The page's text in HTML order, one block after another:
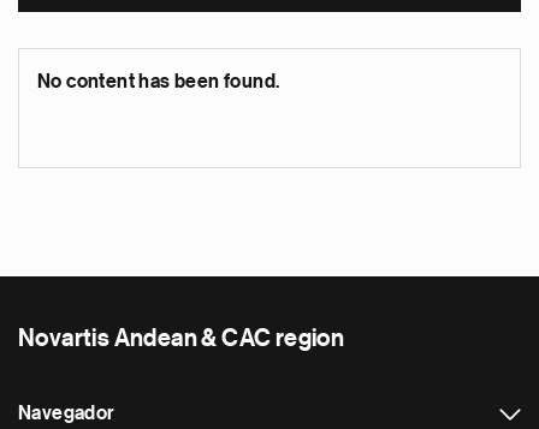
No content has been found.
Novartis Andean & CAC region
Navegador